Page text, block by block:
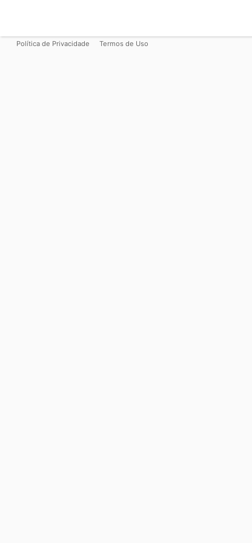
Política de Privacidade Termos de Uso